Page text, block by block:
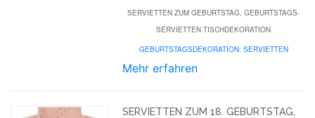
SERVIETTEN ZUM GEBURTSTAG, GEBURTSTAGS-
SERVIETTEN TISCHDEKORATION
GEBURTSTAGSDEKORATION: SERVIETTEN
Mehr erfahren
SERVIETTEN ZUM 18. GEBURTSTAG,